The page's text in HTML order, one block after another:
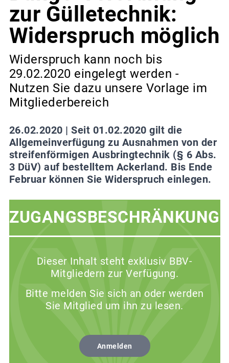
zur Gülletechnik:
Widerspruch möglich
Widerspruch kann noch bis
29.02.2020 eingelegt werden -
Nutzen Sie dazu unsere Vorlage im
Mitgliederbereich
26.02.2020 | Seit 01.02.2020 gilt die
Allgemeinverfügung zu Ausnahmen von der
streifenförmigen Ausbringtechnik (§ 6 Abs.
3 DüV) auf bestelltem Ackerland. Bis Ende
Februar können Sie Widerspruch einlegen.
ZUGANGSBESCHRÄNKUNG
Dieser Inhalt steht exklusiv BBV-
Mitgliedern zur Verfügung.
Bitte melden Sie sich an oder werden
Sie Mitglied um ihn zu lesen.
Anmelden